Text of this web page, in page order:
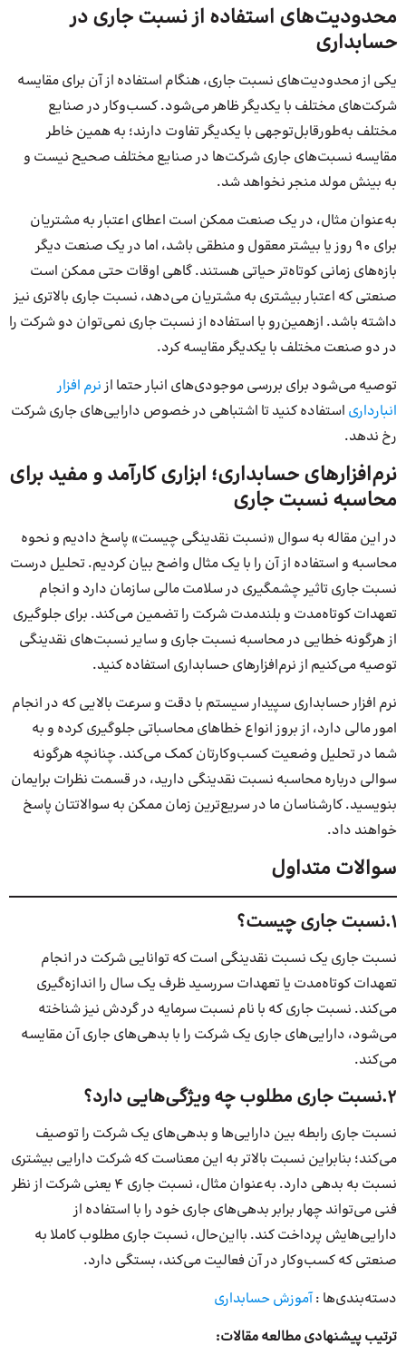
محدودیت‌های استفاده از نسبت جاری در
حسابداری
یکی از محدودیت‌های نسبت جاری، هنگام استفاده از آن برای مقایسه
شرکت‌های مختلف با یکدیگر ظاهر می‌شود. کسب‌وکار در صنایع
مختلف به‌طورقابل‌توجهی با یکدیگر تفاوت دارند؛ به همین خاطر
مقایسه نسبت‌های جاری شرکت‌ها در صنایع مختلف صحیح نیست و
به بینش مولد منجر نخواهد شد.
به‌عنوان مثال، در یک صنعت ممکن است اعطای اعتبار به مشتریان
برای 90 روز یا بیشتر معقول و منطقی باشد، اما در یک صنعت دیگر
بازه‌های زمانی کوتاه‌تر حیاتی هستند. گاهی اوقات حتی ممکن است
صنعتی که اعتبار بیشتری به مشتریان می‌دهد، نسبت جاری بالاتری نیز
داشته باشد. ازهمین‌رو با استفاده از نسبت جاری نمی‌توان دو شرکت را
در دو صنعت مختلف با یکدیگر مقایسه کرد.
توصیه می‌شود برای بررسی موجودی‌های انبار حتما ازنرم افزار
انبارداری استفاده کنید تا اشتباهی در خصوص دارایی‌های جاری شرکت
رخ ندهد.
نرم‌افزارهای حسابداری؛ ابزاری کارآمد و مفید برای
محاسبه نسبت جاری
در این مقاله به سوال «نسبت نقدینگی چیست» پاسخ دادیم و نحوه
محاسبه و استفاده از آن را با یک مثال واضح بیان کردیم. تحلیل درست
نسبت جاری تاثیر چشمگیری در سلامت مالی سازمان دارد و انجام
تعهدات کوتاه‌مدت و بلندمدت شرکت را تضمین می‌کند. برای جلوگیری
از هرگونه خطایی در محاسبه نسبت جاری و سایر نسبت‌های نقدینگی
توصیه می‌کنیم از نرم‌افزارهای حسابداری استفاده کنید.
نرم افزار حسابداری سپیدار سیستم با دقت و سرعت بالایی که در انجام
امور مالی دارد، از بروز انواع خطاهای محاسباتی جلوگیری کرده و به
شما در تحلیل وضعیت کسب‌وکارتان کمک می‌کند. چنانچه هرگونه
سوالی درباره محاسبه نسبت نقدینگی دارید، در قسمت نظرات برایمان
بنویسید. کارشناسان ما در سریع‌ترین زمان ممکن به سوالاتتان پاسخ
خواهند داد.
سوالات متداول
1.نسبت جاری چیست؟
نسبت جاری یک نسبت نقدینگی است که توانایی شرکت در انجام
تعهدات کوتاه‌مدت یا تعهدات سررسید ظرف یک سال را اندازه‌گیری
می‌کند. نسبت جاری که با نام نسبت سرمایه در گردش نیز شناخته
می‌شود، دارایی‌های جاری یک شرکت را با بدهی‌های جاری آن مقایسه
می‌کند.
2.نسبت جاری مطلوب چه ویژگی‌هایی دارد؟
نسبت جاری رابطه بین دارایی‌ها و بدهی‌های یک شرکت را توصیف
می‌کند؛ بنابراین نسبت بالاتر به این معناست که شرکت دارایی بیشتری
نسبت به بدهی دارد. به‌عنوان مثال، نسبت جاری ۴ یعنی شرکت از نظر
فنی می‌تواند چهار برابر بدهی‌های جاری خود را با استفاده از
دارایی‌هایش پرداخت کند. بااین‌حال، نسبت جاری مطلوب کاملا به
صنعتی که کسب‌وکار در آن فعالیت می‌کند، بستگی دارد.
دسته‌بندی‌ها :آموزش حسابداری
ترتیب پیشنهادی مطالعه مقالات: